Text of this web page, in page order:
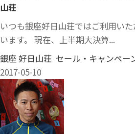
山荘
いつも銀座好日山荘ではご利用い
います。 現在、上半期大決算...
銀座 好日山荘 セール・キャンペー
2017-05-10